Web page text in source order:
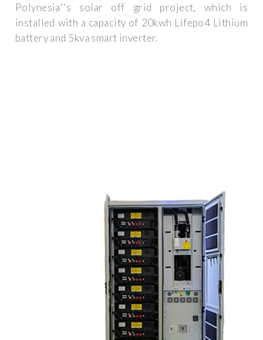
Polynesia''s solar off grid project, which is
installed with a capacity of 20kwh Lifepo4 Lithium
battery and 5kva smart inverter.